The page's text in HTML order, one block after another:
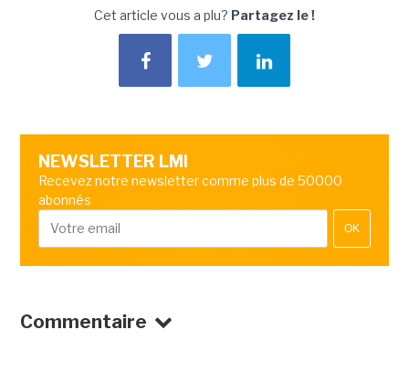
Cet article vous a plu? Partagez le !
NEWSLETTER LMI
Recevez notre newsletter comme plus de 50000
abonnés
OK
Commentaire